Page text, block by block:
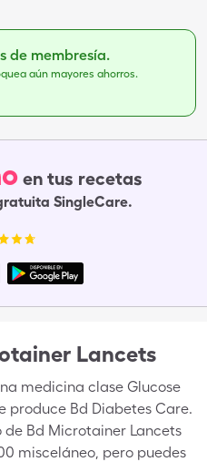
de membresía.
aún mayores ahorros.
en tus recetas
SingleCare.
Lancets
medicina clase Glucose
produce Bd Diabetes Care.
Bd Microtainer Lancets
misceláneo, pero puedes